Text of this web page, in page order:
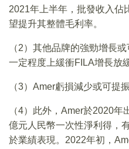
2021年上半年，批發收入佔
望提升其整體毛利率。
（2）其他品牌的強勁增長
一定程度上緩衝FILA增長放
（3）Amer虧損減少或可提
（4）此外，Amer於2020
億元人民幣一次性淨利得，
於業績表現。2022年初，